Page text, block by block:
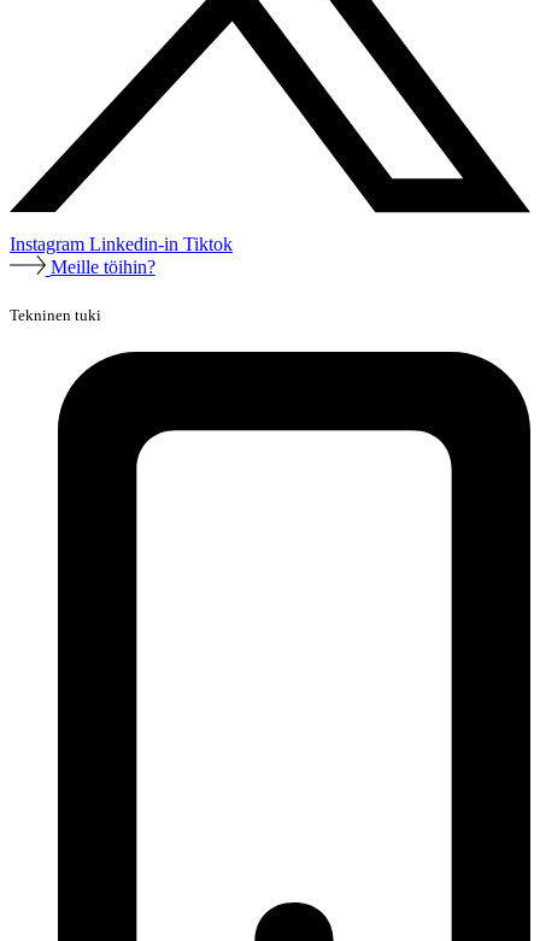
Instagram Linkedin-in Tiktok
Meille töihin?
Tekninen tuki